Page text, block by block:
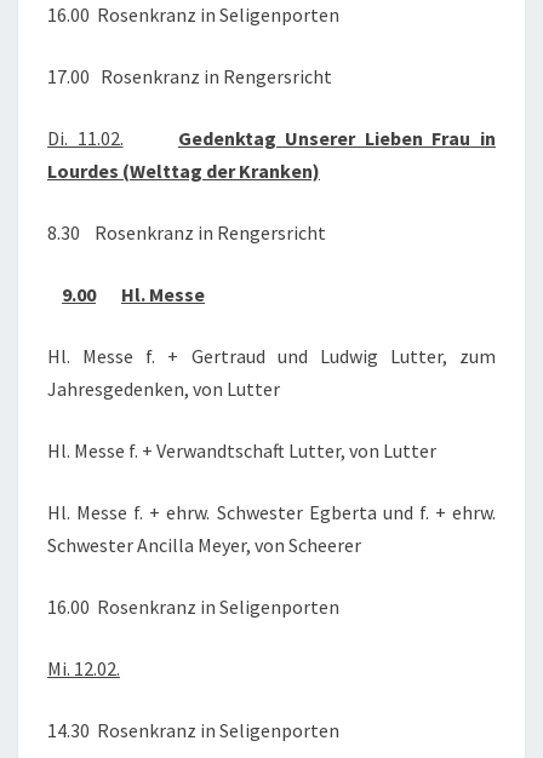
16.00 Rosenkranz in Seligenporten
17.00 Rosenkranz in Rengersricht
Di. 11.02.
Gedenktag Unserer Lieben Frau in
Lourdes (Welttag der Kranken)
8.30 Rosenkranz in Rengersricht
9.00 Hl. Messe
Hl. Messe f. + Gertraud und Ludwig Lutter, zum
Jahresgedenken, von Lutter
Hl. Messe f. + Verwandtschaft Lutter, von Lutter
Hl. Messe f. + ehrw. Schwester Egberta und f. + ehrw.
Schwester Ancilla Meyer, von Scheerer
16.00 Rosenkranz in Seligenporten
Mi. 12.02.
14.30 Rosenkranz in Seligenporten